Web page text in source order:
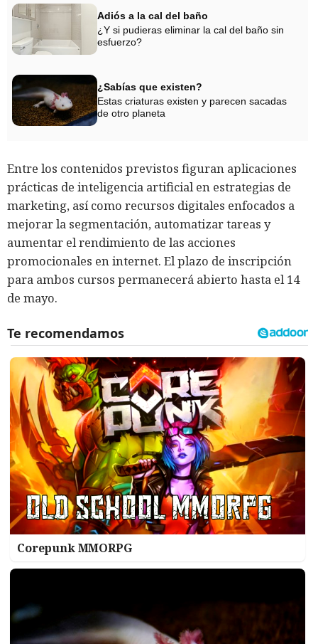
Adiós a la cal del baño
¿Y si pudieras eliminar la cal del baño sin
esfuerzo?
¿Sabías que existen?
Estas criaturas existen y parecen sacadas
de otro planeta
Entre los contenidos previstos figuran aplicaciones
prácticas de inteligencia artificial en estrategias de
marketing, así como recursos digitales enfocados a
mejorar la segmentación, automatizar tareas y
aumentar el rendimiento de las acciones
promocionales en internet. El plazo de inscripción
para ambos cursos permanecerá abierto hasta el 14
de mayo.
Corepunk MMORPG